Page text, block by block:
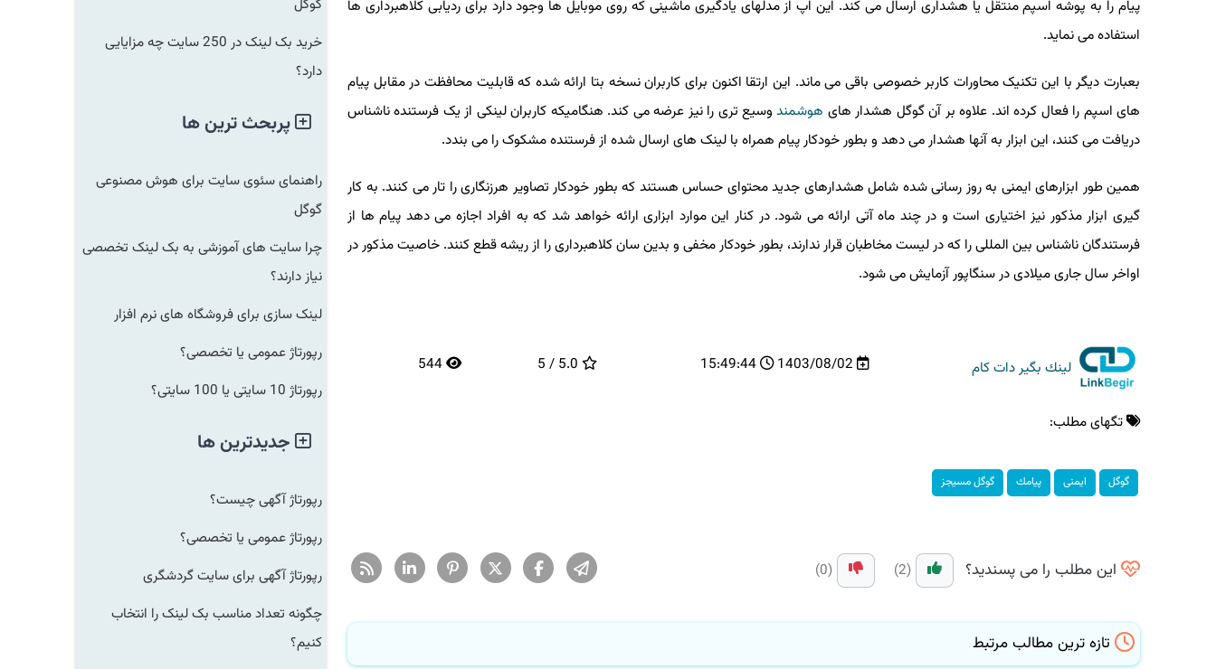
پیام را به پوشه اسپم منتقل یا هشداری ارسال می کند. این اپ از مدلهای یادگیری ماشینی که روی موبایل ها وجود دارد برای ردیابی کلاهبرداری ها
استفاده می نماید.
بعبارت دیگر با این تکنیک محاورات کاربر خصوصی باقی می ماند. این ارتقا اکنون برای کاربران نسخه بتا ارائه شده که قابلیت محافظت در مقابل پیام
های اسپم را فعال کرده اند. علاوه بر آن گوگل هشدار هایهوشمندوسیع تری را نیز عرضه می کند. هنگامیکه کاربران لینکی از یک فرستنده ناشناس
دریافت می کنند، این ابزار به آنها هشدار می دهد و بطور خودکار پیام همراه با لینک های ارسال شده از فرستنده مشکوک را می بندد.
همین طور ابزارهای ایمنی به روز رسانی شده شامل هشدارهای جدید محتوای حساس هستند که بطور خودکار تصاویر هرزنگاری را تار می کنند. به کار
گیری ابزار مذکور نیز اختیاری است و در چند ماه آتی ارائه می شود. در کنار این موارد ابزاری ارائه خواهد شد که به افراد اجازه می دهد پیام ها از
فرستندگان ناشناس بین المللی را که در لیست مخاطبان قرار ندارند، بطور خودکار مخفی و بدین سان کلاهبرداری را از ریشه قطع کنند. خاصیت مذکور در
اواخر سال جاری میلادی در سنگاپور آزمایش می شود.
لینك بگیر دات كام 1403/08/02
15:49:44
5.0 / 5
544
تگهای مطلب:
گوگل ایمنی پیامك گوگل مسیجز
این مطلب را می پسندید؟
تازه ترین مطالب مرتبط
گوگل
خرید بک لینک در 250 سایت چه مزایایی
دارد؟
پربحث ترین ها
راهنمای سئوی سایت برای هوش مصنوعی
گوگل
چرا سایت های آموزشی به بک لینک تخصصی
نیاز دارند؟
لینک سازی برای فروشگاه های نرم افزار
رپورتاژ عمومی یا تخصصی؟
رپورتاژ 10 سایتی یا 100 سایتی؟
جدیدترین ها
رپورتاژ آگهی چیست؟
رپورتاژ عمومی یا تخصصی؟
رپورتاژ آگهی برای سایت گردشگری
چگونه تعداد مناسب بک لینک را انتخاب
کنیم؟